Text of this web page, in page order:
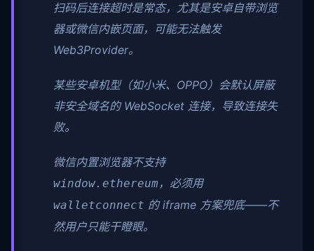
扫码后连接超时是常态，尤其是安卓自带浏览
器或微信内嵌页面，可能无法触发
Web3Provider。
某些安卓机型（如小米、OPPO）会默认屏蔽
非安全域名的 WebSocket 连接，导致连接失
败。
微信内置浏览器不支持
window.ethereum，必须用
walletconnect 的 iframe 方案兜底——不
然用户只能干瞪眼。